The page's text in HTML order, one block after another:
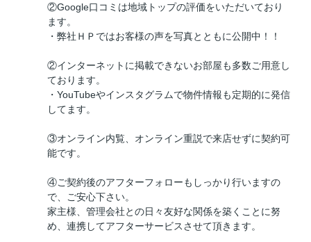
②Google口コミは地域トップの評価をいただいており
ます。
・弊社ＨＰではお客様の声を写真とともに公開中！！
②インターネットに掲載できないお部屋も多数ご用意し
ております。
・YouTubeやインスタグラムで物件情報も定期的に発信
してます。
③オンライン内覧、オンライン重説で来店せずに契約可
能です。
④ご契約後のアフターフォローもしっかり行いますの
で、ご安心下さい。
家主様、管理会社との日々友好な関係を築くことに努
め、連携してアフターサービスさせて頂きます。